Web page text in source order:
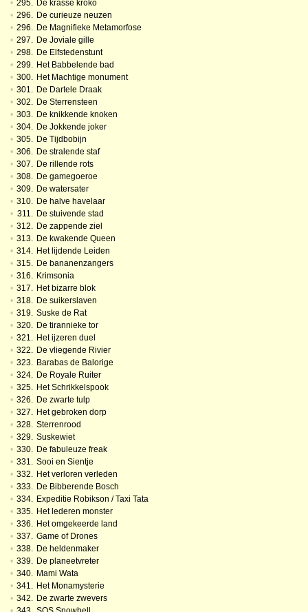
• 295. De krasse kroko
• 296. De curieuze neuzen
• 296. De Magnifieke Metamorfose
• 297. De Joviale gille
• 298. De Elfstedenstunt
• 299. Het Babbelende bad
• 300. Het Machtige monument
• 301. De Dartele Draak
• 302. De Sterrensteen
• 303. De knikkende knoken
• 304. De Jokkende joker
• 305. De Tijdbobijn
• 306. De stralende staf
• 307. De rillende rots
• 308. De gamegoeroe
• 309. De watersater
• 310. De halve havelaar
• 311. De stuivende stad
• 312. De zappende ziel
• 313. De kwakende Queen
• 314. Het lijdende Leiden
• 315. De bananenzangers
• 316. Krimsonia
• 317. Het bizarre blok
• 318. De suikerslaven
• 319. Suske de Rat
• 320. De tirannieke tor
• 321. Het ijzeren duel
• 322. De vliegende Rivier
• 323. Barabas de Balorige
• 324. De Royale Ruiter
• 325. Het Schrikkelspook
• 326. De zwarte tulp
• 327. Het gebroken dorp
• 328. Sterrenrood
• 329. Suskewiet
• 330. De fabuleuze freak
• 331. Sooi en Sientje
• 332. Het verloren verleden
• 333. De Bibberende Bosch
• 334. Expeditie Robikson / Taxi Tata
• 335. Het lederen monster
• 336. Het omgekeerde land
• 337. Game of Drones
• 338. De heldenmaker
• 339. De planeetvreter
• 340. Mami Wata
• 341. Het Monamysterie
• 342. De zwarte zwevers